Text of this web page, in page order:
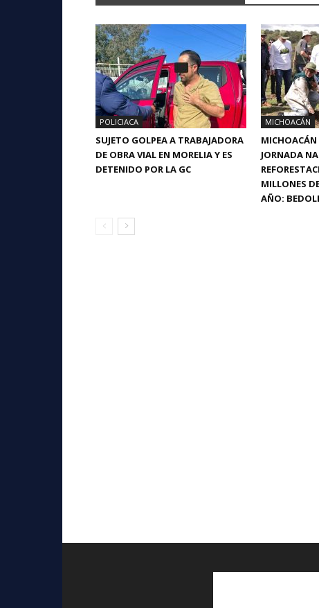
POLICIACA
SUJETO GOLPEA A TRABAJADORA
DE OBRA VIAL EN MORELIA Y ES
DETENIDO POR LA GC
MICHOACÁN
MICHOACÁN
JORNADA
MILLONES
AÑO: